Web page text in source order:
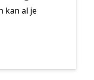
kan al je